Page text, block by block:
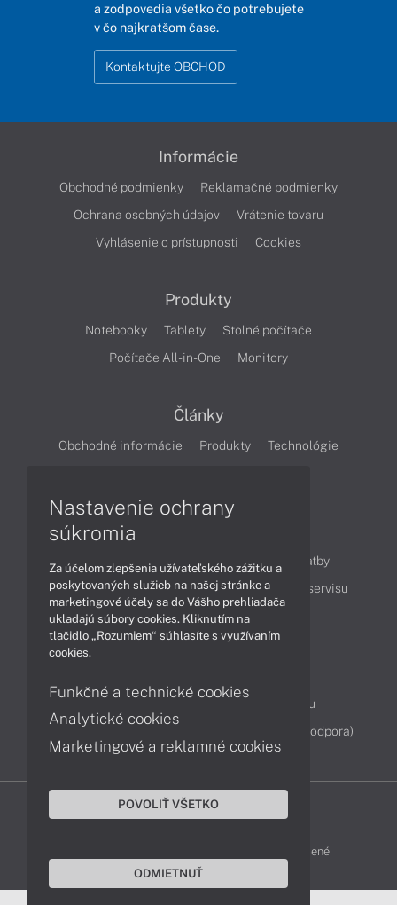
a zodpovedia všetko čo potrebujete
v čo najkratšom čase.
Kontaktujte OBCHOD
Informácie
Obchodné podmienky
Reklamačné podmienky
Ochrana osobných údajov
Vrátenie tovaru
Vyhlásenie o prístupnosti
Cookies
Produkty
Notebooky Tablety
Stolné počítače
Počítače All-in-One
Monitory
Články
Obchodné informácie Produkty
Technológie
Ako nakupovať
Možnosti doručenia a platby
Podpora a servis
Servisné služby Cenník servisu
Kontakty
Reklamácia tovaru
Diagnostiky online
TeamViewer (vzdialená podpora)
DELL-SHOP © 2011 - 2026 Všetky práva vyhradené
Nastavenie ochrany
súkromia
Za účelom zlepšenia užívateľského zážitku a
poskytovaných služieb na našej stránke a
marketingové účely sa do Vášho prehliadača
ukladajú súbory cookies. Kliknutím na
tlačidlo „Rozumiem“ súhlasíte s využívaním
cookies.
Funkčné a technické cookies
Analytické cookies
Marketingové a reklamné cookies
POVOLIŤ VŠETKO
ODMIETNUŤ